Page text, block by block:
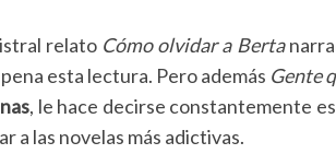
relato Cómo olvidar a Berta
esta lectura. Pero además Gente
, le hace decirse constantemente
a las novelas más adictivas.